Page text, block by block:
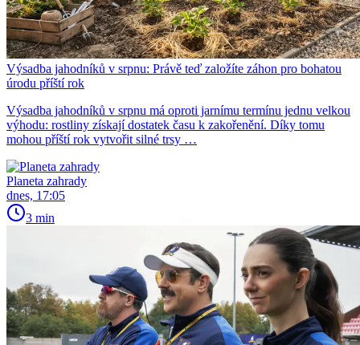
Výsadba jahodníků v srpnu: Právě teď založíte záhon pro bohatou
úrodu příští rok
Výsadba jahodníků v srpnu má oproti jarnímu termínu jednu velkou
výhodu: rostliny získají dostatek času k zakořenění. Díky tomu
mohou příští rok vytvořit silné trsy …
Planeta zahrady
dnes, 17:05
3 min